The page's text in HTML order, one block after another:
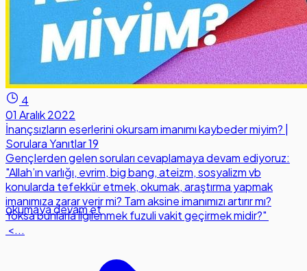
4
01 Aralık 2022
İnançsızların eserlerini okursam imanımı kaybeder miyim? |
Sorulara Yanıtlar 19
Gençlerden gelen soruları cevaplamaya devam ediyoruz:
"Allah’ın varlığı, evrim, big bang, ateizm, sosyalizm vb
konularda tefekkür etmek, okumak, araştırma yapmak
imanımıza zarar verir mi? Tam aksine imanımızı artırır mı?
Yoksa bunlarla ilgilenmek fuzuli vakit geçirmek midir?"
<...
okumaya devam et